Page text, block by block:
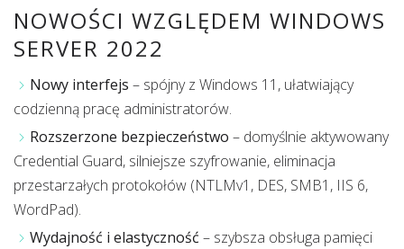
NOWOŚCI WZGLĘDEM WINDOWS
SERVER 2022
Nowy interfejs – spójny z Windows 11, ułatwiający
codzienną pracę administratorów.
Rozszerzone bezpieczeństwo – domyślnie aktywowany
Credential Guard, silniejsze szyfrowanie, eliminacja
przestarzałych protokołów (NTLMv1, DES, SMB1, IIS 6,
WordPad).
Wydajność i elastyczność – szybsza obsługa pamięci